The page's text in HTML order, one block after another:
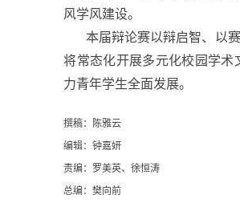
风学风建设。
本届辩论赛以辩启智、以
将常态化开展多元化校园学术
力青年学生全面发展。
撰稿：陈雅云
编辑：钟嘉妍
责编：罗美英、徐恒涛
总编：樊向前